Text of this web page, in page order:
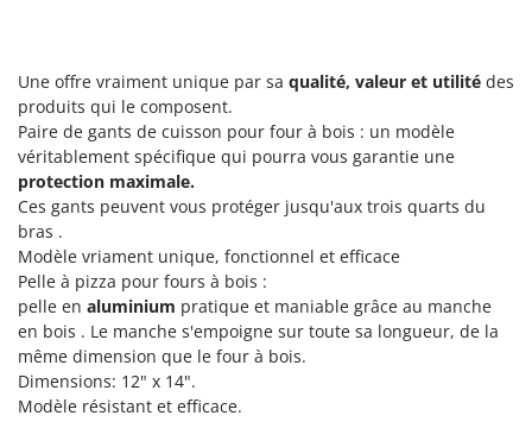
Zomax
Une offre vraiment unique par sa qualité, valeur et utilité des
produits qui le composent.
Paire de gants de cuisson pour four à bois : un modèle
véritablement spécifique qui pourra vous garantie une
protection maximale.
Ces gants peuvent vous protéger jusqu'aux trois quarts du
bras .
Modèle vriament unique, fonctionnel et efficace
Pelle à pizza pour fours à bois :
pelle en aluminium pratique et maniable grâce au manche
en bois . Le manche s'empoigne sur toute sa longueur, de la
même dimension que le four à bois.
Dimensions: 12" x 14".
Modèle résistant et efficace.